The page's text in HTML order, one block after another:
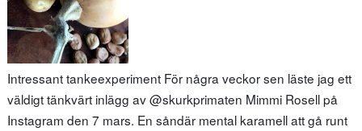
Intressant tankeexperiment För några veckor sen läste jag ett
väldigt tänkvärt inlägg av @skurkprimaten Mimmi Rosell på
Instagram den 7 mars. En såndär mental karamell att gå runt